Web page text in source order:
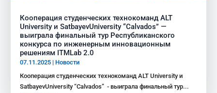
Кооперация студенческих технокоманд ALT
University и SatbayevUniversity “Calvados” —
выиграла финальный тур Республиканского
конкурса по инженерным инновационным
решениям ITMLab 2.0
07.11.2025 | Новости
Кооперация студенческих технокоманд ALT University и
SatbayevUniversity “Calvados” - выиграла финальный тур...